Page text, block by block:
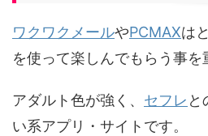
ワクワクメールやPCMAXは
を使って楽しんでもらう事を
アダルト色が強く、 セフレ と
い系アプリ・サイトです。